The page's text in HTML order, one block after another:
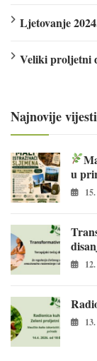
Ljetovanje
Veliki proljetni
Najnovije vijesti
u